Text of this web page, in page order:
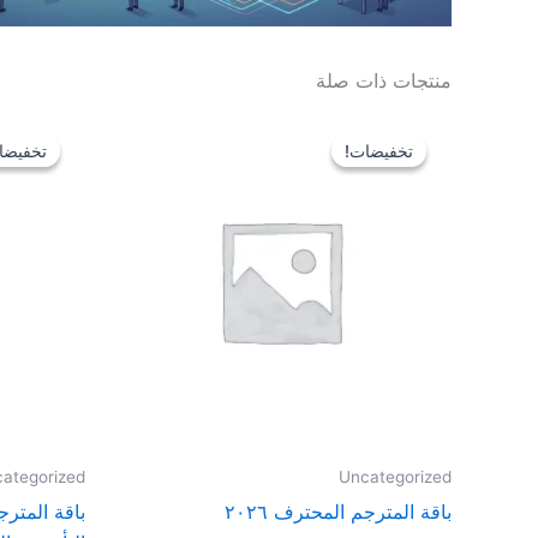
منتجات ذات صلة
تخفيضات!
تخفيضات!
Uncategorized
باقة المترجم المحترف ٢٠٢٦
هو:
باقة